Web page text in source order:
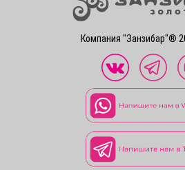
Компания "Занзибар"®